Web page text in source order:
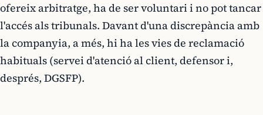
ofereix arbitratge, ha de ser voluntari i no pot tancar
l'accés als tribunals. Davant d'una discrepància amb
la companyia, a més, hi ha les vies de reclamació
habituals (servei d'atenció al client, defensor i,
després, DGSFP).